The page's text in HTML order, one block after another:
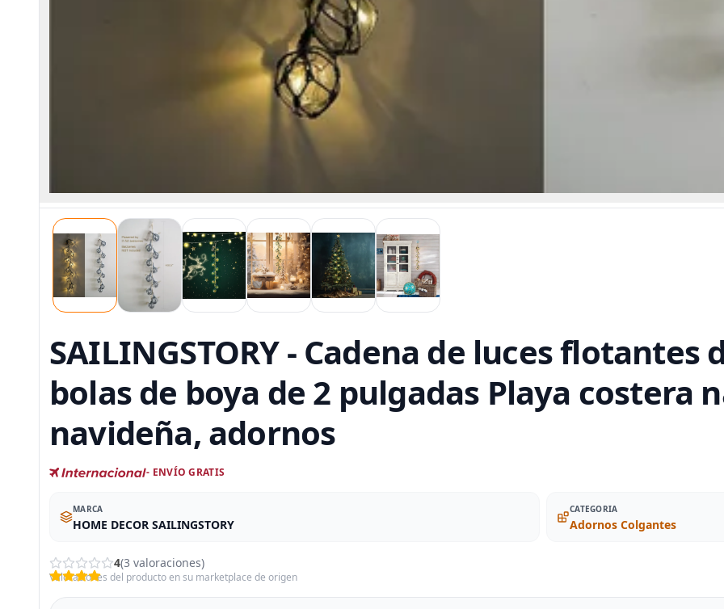
SAILINGSTORY - Cadena de luces flotantes
bolas de boya de 2 pulgadas Playa costera
navideña, adornos
- ENVÍO GRATIS
MARCA
HOME DECOR SAILINGSTORY
CATEGORIA
Adornos Colgantes
4(3 valoraciones)
Valoraciones del producto en su marketplace de origen